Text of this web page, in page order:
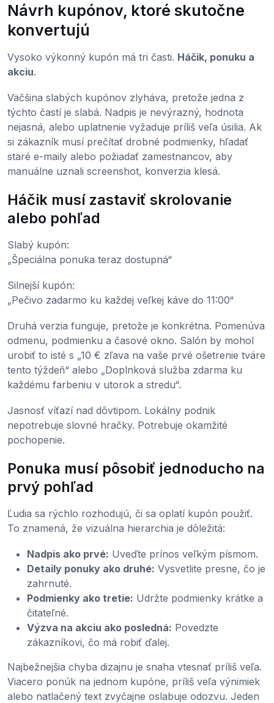
Návrh kupónov, ktoré skutočne
konvertujú
Vysoko výkonný kupón má tri časti. Háčik, ponuku a
akciu.
Väčšina slabých kupónov zlyháva, pretože jedna z
týchto častí je slabá. Nadpis je nevýrazný, hodnota
nejasná, alebo uplatnenie vyžaduje príliš veľa úsilia. Ak
si zákazník musí prečítať drobné podmienky, hľadať
staré e-maily alebo požiadať zamestnancov, aby
manuálne uznali screenshot, konverzia klesá.
Háčik musí zastaviť skrolovanie
alebo pohľad
Slabý kupón:
„Špeciálna ponuka teraz dostupná“
Silnejší kupón:
„Pečivo zadarmo ku každej veľkej káve do 11:00“
Druhá verzia funguje, pretože je konkrétna. Pomenúva
odmenu, podmienku a časové okno. Salón by mohol
urobiť to isté s „10 € zľava na vaše prvé ošetrenie tváre
tento týždeň“ alebo „Doplnková služba zdarma ku
každému farbeniu v utorok a stredu“.
Jasnosť víťazí nad dôvtipom. Lokálny podnik
nepotrebuje slovné hračky. Potrebuje okamžité
pochopenie.
Ponuka musí pôsobiť jednoducho na
prvý pohľad
Ľudia sa rýchlo rozhodujú, či sa oplatí kupón použiť.
To znamená, že vizuálna hierarchia je dôležitá:
Nadpis ako prvé: Uveďte prínos veľkým písmom.
Detaily ponuky ako druhé: Vysvetlite presne, čo je
zahrnuté.
Podmienky ako tretie: Udržte podmienky krátke a
čitateľné.
Výzva na akciu ako posledná: Povedzte
zákazníkovi, čo má robiť ďalej.
Najbežnejšia chyba dizajnu je snaha vtesnať príliš veľa.
Viacero ponúk na jednom kupóne, príliš veľa výnimiek
alebo natlačený text zvyčajne oslabuje odozvu. Jeden